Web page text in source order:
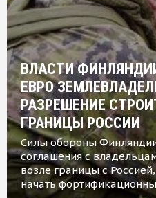
ВЛАСТИ
ЕВРО
РАЗРЕШЕНИЕ
ГРАНИЦЫ РОССИИ
Силы обороны
соглашения с
возле границы с
начать